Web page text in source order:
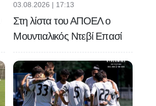
03.08.2026 | 17:13
Στη λίστα του ΑΠΟΕΛ ο
Μουντιαλικός Ντεβί Επασί